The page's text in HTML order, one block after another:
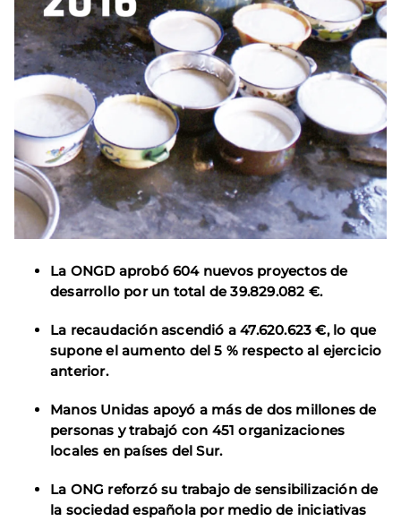
La ONGD aprobó 604 nuevos proyectos de
desarrollo por un total de 39.829.082 €.
La recaudación ascendió a 47.620.623 €, lo que
supone el aumento del 5 % respecto al ejercicio
anterior.
Manos Unidas apoyó a más de dos millones de
personas y trabajó con 451 organizaciones
locales en países del Sur.
La ONG reforzó su trabajo de sensibilización de
la sociedad española por medio de iniciativas